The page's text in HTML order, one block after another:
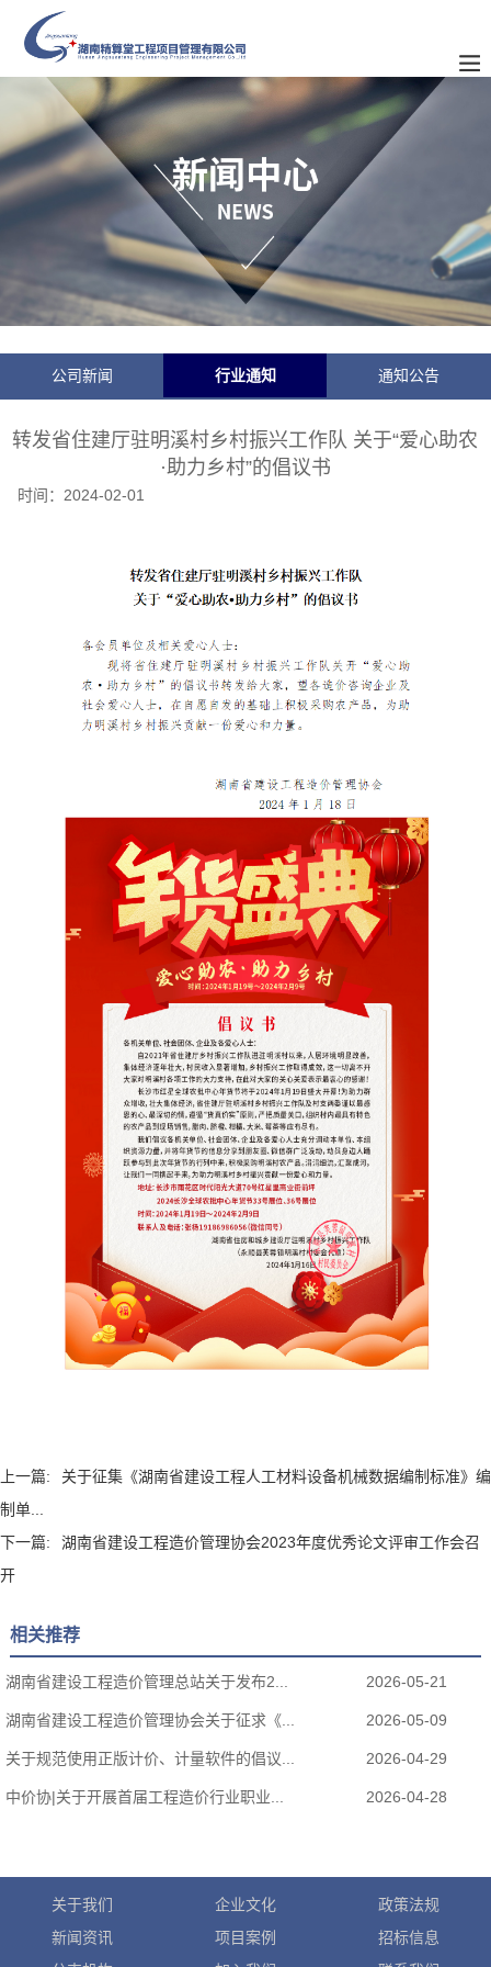
公司新闻 行业通知 通知公告
转发省住建厅驻明溪村乡村振兴工作队 关于“爱心助农
·助力乡村”的倡议书
时间： 2024-02-01
上一篇:
关于征集《湖南省建设工程人工材料设备机械数据编制标准》编
制单...
下一篇:
湖南省建设工程造价管理协会2023年度优秀论文评审工作会召
开
相关推荐
湖南省建设工程造价管理总站关于发布2... 2026-05-21
湖南省建设工程造价管理协会关于征求《... 2026-05-09
关于规范使用正版计价、计量软件的倡议... 2026-04-29
中价协|关于开展首届工程造价行业职业... 2026-04-28
关于我们 企业文化
政策法规
新闻资讯
项目案例
招标信息